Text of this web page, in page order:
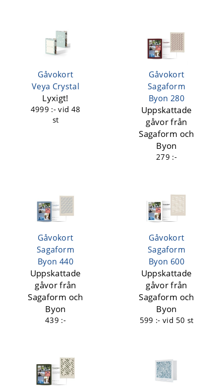
Gåvokort
Veya Crystal
Lyxigt!
4999 :-vid 48
st
Gåvokort
Sagaform
Byon 280
Uppskattade
gåvor från
Sagaform och
Byon
279 :-
Gåvokort
Sagaform
Byon 440
Uppskattade
gåvor från
Sagaform och
Byon
439 :-
Gåvokort
Sagaform
Byon 600
Uppskattade
gåvor från
Sagaform och
Byon
599 :-vid 50 st